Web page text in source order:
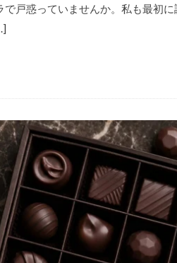
戸惑っていませんか。私も最初